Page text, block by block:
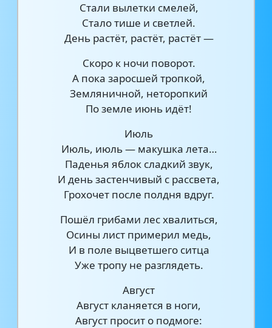
Стали вылетки смелей,
Стало тише и светлей.
День растёт, растёт, растёт —
Скоро к ночи поворот.
А пока заросшей тропкой,
Земляничной, неторопкий
По земле июнь идёт!
Июль
Июль, июль — макушка лета…
Паденья яблок сладкий звук,
И день застенчивый с рассвета,
Грохочет после полдня вдруг.
Пошёл грибами лес хвалиться,
Осины лист примерил медь,
И в поле выцветшего ситца
Уже тропу не разглядеть.
Август
Август кланяется в ноги,
Август просит о подмоге: